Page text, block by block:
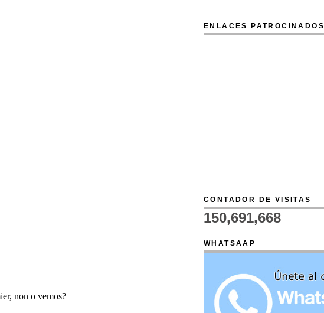
ENLACES PATROCINADOS
CONTADOR DE VISITAS
150,691,668
WHATSAAP